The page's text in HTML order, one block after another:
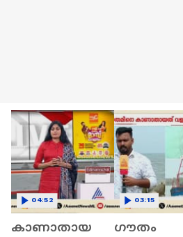
കാണാതായ
04:52
ഗൗതം
03:15